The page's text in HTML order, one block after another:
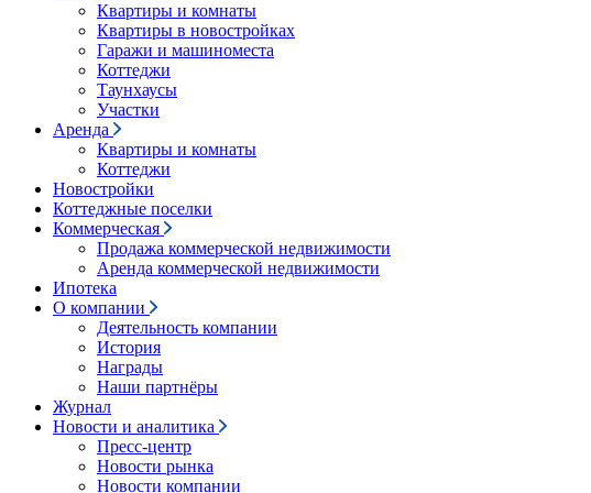
Квартиры и комнаты
Квартиры в новостройках
Гаражи и машиноместа
Коттеджи
Таунхаусы
Участки
Аренда
Квартиры и комнаты
Коттеджи
Новостройки
Коттеджные поселки
Коммерческая
Продажа коммерческой недвижимости
Аренда коммерческой недвижимости
Ипотека
О компании
Деятельность компании
История
Награды
Наши партнёры
Журнал
Новости и аналитика
Пресс-центр
Новости рынка
Новости компании